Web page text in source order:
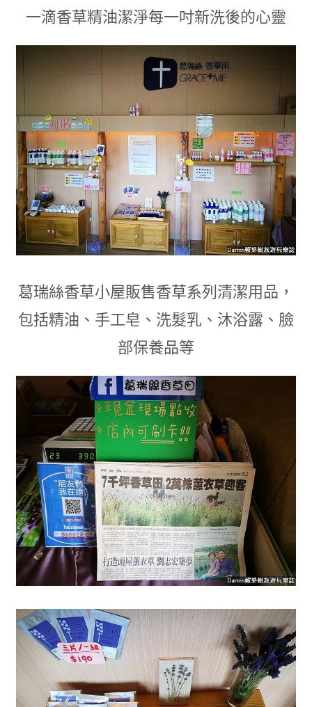
一滴香草精油潔淨每一吋新洗後的心靈
葛瑞絲香草小屋販售香草系列清潔用品 ，
包括精油 、 手工皂 、 洗髮乳 、 沐浴露 、 臉
部保養品等